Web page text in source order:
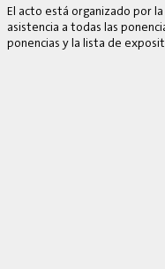
El acto está organizado por
asistencia a todas las
ponencias y la lista de